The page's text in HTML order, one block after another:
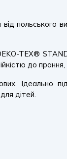
від польського
TEX®
до прання,
Ідеально
дітей.